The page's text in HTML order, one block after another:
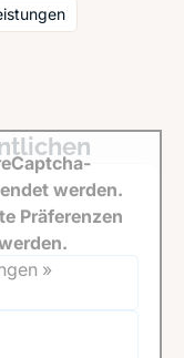
werden.
Präferenzen
»